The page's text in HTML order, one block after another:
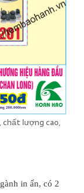
chất lượng cao,
in ấn, có 2